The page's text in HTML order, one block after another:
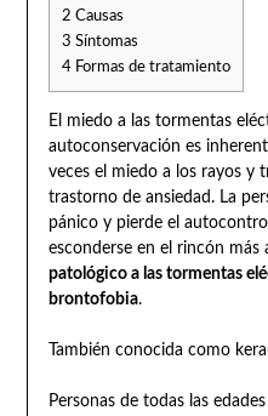
2 Causas
3 Síntomas
4Formas de tratamiento
El miedo a las tormentas
autoconservación es
veces el miedo a los rayos y
trastorno de ansiedad. La
pánico y pierde el
esconderse en el rincón más
patológico a las tormentas
brontofobia.
También conocida como
Personas de todas las